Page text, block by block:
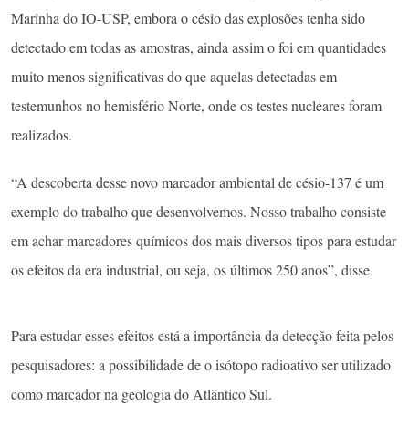
Marinha do IO-USP, embora o césio das explosões tenha sido
detectado em todas as amostras, ainda assim o foi em quantidades
muito menos significativas do que aquelas detectadas em
testemunhos no hemisfério Norte, onde os testes nucleares foram
realizados.
“A descoberta desse novo marcador ambiental de césio-137 é um
exemplo do trabalho que desenvolvemos. Nosso trabalho consiste
em achar marcadores químicos dos mais diversos tipos para estudar
os efeitos da era industrial, ou seja, os últimos 250 anos”, disse.
Para estudar esses efeitos está a importância da detecção feita pelos
pesquisadores: a possibilidade de o isótopo radioativo ser utilizado
como marcador na geologia do Atlântico Sul.